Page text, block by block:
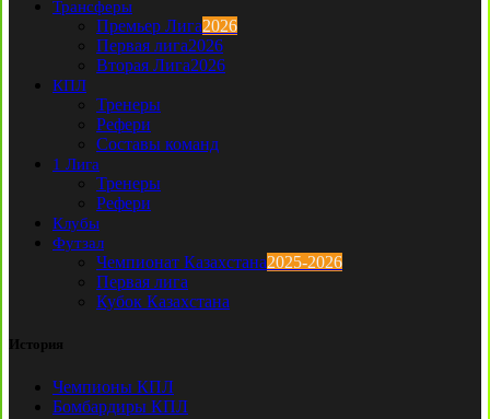
Трансферы
Премьер Лига2026
Первая лига2026
Вторая Лига2026
КПЛ
Тренеры
Рефери
Составы команд
1 Лига
Тренеры
Рефери
Клубы
Футзал
Чемпионат Казахстана2025-2026
Первая лига
Кубок Казахстана
История
Чемпионы КПЛ
Бомбардиры КПЛ